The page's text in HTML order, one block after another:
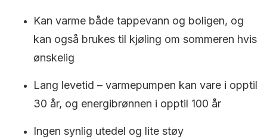
Kan varme både tappevann og boligen, og
kan også brukes til kjøling om sommeren hvis
ønskelig
Lang levetid – varmepumpen kan vare i opptil
30 år, og energibrønnen i opptil 100 år
Ingen synlig utedel og lite støy